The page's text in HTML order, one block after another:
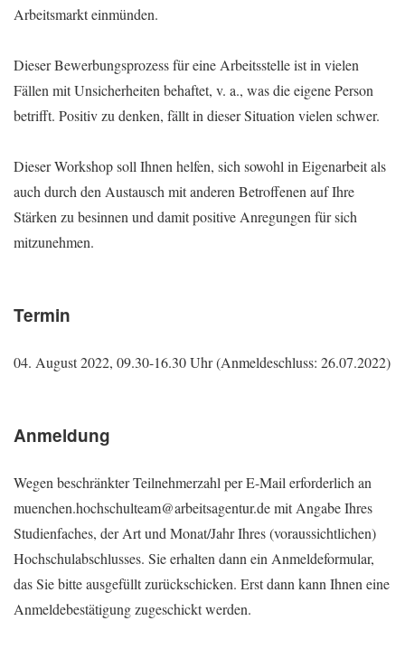
Arbeitsmarkt einmünden.
Dieser Bewerbungsprozess für eine Arbeitsstelle ist in vielen
Fällen mit Unsicherheiten behaftet, v. a., was die eigene Person
betrifft. Positiv zu denken, fällt in dieser Situation vielen schwer.
Dieser Workshop soll Ihnen helfen, sich sowohl in Eigenarbeit als
auch durch den Austausch mit anderen Betroffenen auf Ihre
Stärken zu besinnen und damit positive Anregungen für sich
mitzunehmen.
Termin
04. August 2022, 09.30-16.30 Uhr (Anmeldeschluss: 26.07.2022)
Anmeldung
Wegen beschränkter Teilnehmerzahl per E-Mail erforderlich an
muenchen.hochschulteam@arbeitsagentur.de mit Angabe Ihres
Studienfaches, der Art und Monat/Jahr Ihres (voraussichtlichen)
Hochschulabschlusses. Sie erhalten dann ein Anmeldeformular,
das Sie bitte ausgefüllt zurückschicken. Erst dann kann Ihnen eine
Anmeldebestätigung zugeschickt werden.